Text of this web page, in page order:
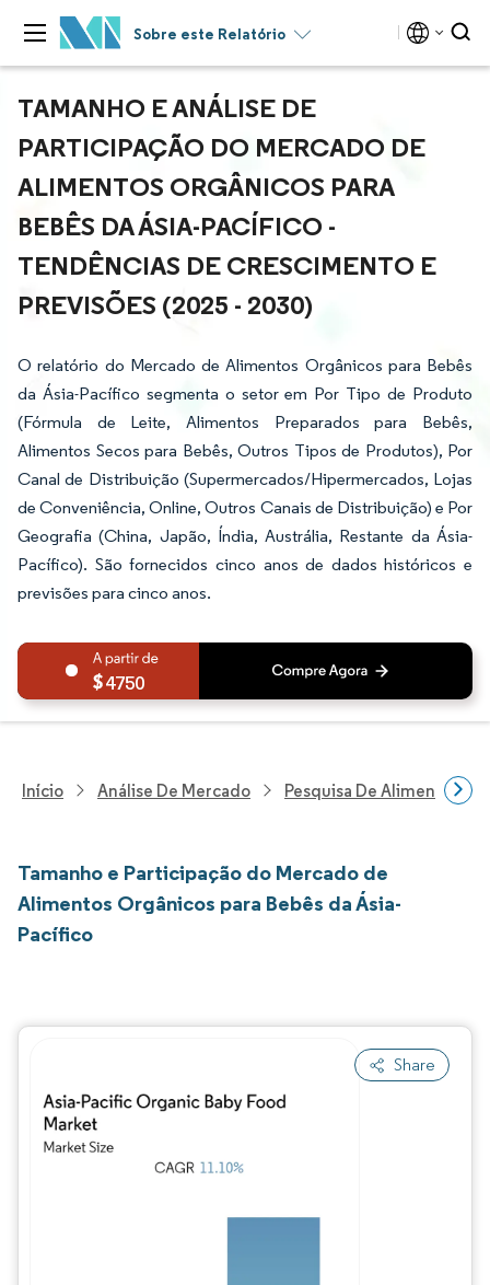
Sobre este Relatório
TAMANHO E ANÁLISE DE
PARTICIPAÇÃO DO MERCADO DE
ALIMENTOS ORGÂNICOS PARA
BEBÊS DA ÁSIA-PACÍFICO -
TENDÊNCIAS DE CRESCIMENTO E
PREVISÕES (2025 - 2030)
O relatório do Mercado de Alimentos Orgânicos para Bebês
da Ásia-Pacífico segmenta o setor em Por Tipo de Produto
(Fórmula de Leite, Alimentos Preparados para Bebês,
Alimentos Secos para Bebês, Outros Tipos de Produtos), Por
Canal de Distribuição (Supermercados/Hipermercados, Lojas
de Conveniência, Online, Outros Canais de Distribuição) e Por
Geografia (China, Japão, Índia, Austrália, Restante da Ásia-
Pacífico). São fornecidos cinco anos de dados históricos e
previsões para cinco anos.
4750
Início Análise De Mercado Pesquisa De Alimentos E
Tamanho e Participação do Mercado de
Alimentos Orgânicos para Bebês da Ásia-
Pacífico
Share